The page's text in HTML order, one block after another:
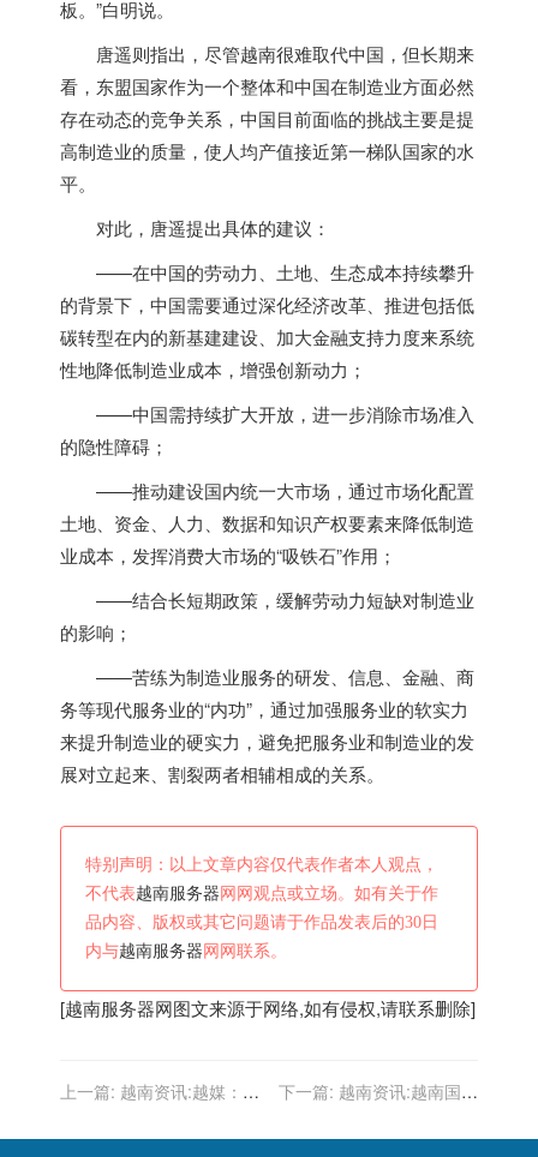
板。”白明说。
唐遥则指出，尽管越南很难取代中国，但长期来
看，东盟国家作为一个整体和中国在制造业方面必然
存在动态的竞争关系，中国目前面临的挑战主要是提
高制造业的质量，使人均产值接近第一梯队国家的水
平。
对此，唐遥提出具体的建议：
——在中国的劳动力、土地、生态成本持续攀升
的背景下，中国需要通过深化经济改革、推进包括低
碳转型在内的新基建建设、加大金融支持力度来系统
性地降低制造业成本，增强创新动力；
——中国需持续扩大开放，进一步消除市场准入
的隐性障碍；
——推动建设国内统一大市场，通过市场化配置
土地、资金、人力、数据和知识产权要素来降低制造
业成本，发挥消费大市场的“吸铁石”作用；
——结合长短期政策，缓解劳动力短缺对制造业
的影响；
——苦练为制造业服务的研发、信息、金融、商
务等现代服务业的“内功”，通过加强服务业的软实力
来提升制造业的硬实力，避免把服务业和制造业的发
展对立起来、割裂两者相辅相成的关系。
特别声明：以上文章内容仅代表作者本人观点，
不代表越南服务器 网网观点或立场。如有关于作
品内容、版权或其它问题请于作品发表后的30日
内与越南服务器 网网联系。
[越南服务器网图文来源于网络,如有侵权,请联系删除]
上一篇: 越南资讯:越媒：越
面对韩国也能保持自信而非
下一篇: 越南资讯:越南国家
航线